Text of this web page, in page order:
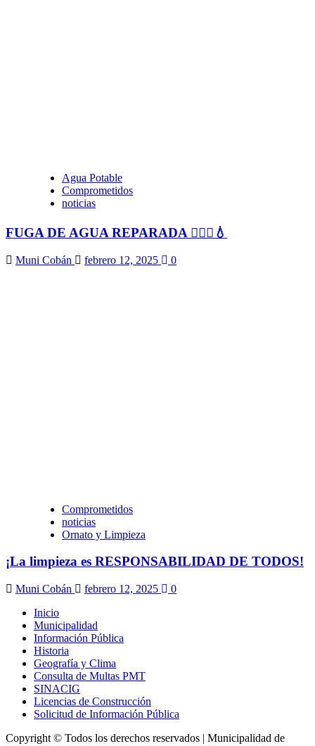
Agua Potable
Comprometidos
noticias
FUGA DE AGUA REPARADA 👷🏻‍♂️💧
Muni Cobán febrero 12, 2025 0
Comprometidos
noticias
Ornato y Limpieza
¡La limpieza es RESPONSABILIDAD DE TODOS!
Muni Cobán febrero 12, 2025
0
Inicio
Municipalidad
Información Pública
Historia
Geografía y Clima
Consulta de Multas PMT
SINACIG
Licencias de Construcción
Solicitud de Información Pública
Copyright © Todos los derechos reservados | Municipalidad de